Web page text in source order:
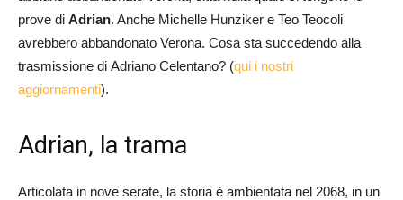
prove di Adrian. Anche Michelle Hunziker e Teo Teocoli
avrebbero abbandonato Verona. Cosa sta succedendo alla
trasmissione di Adriano Celentano? (qui i nostri
aggiornamenti).
Adrian, la trama
Articolata in nove serate, la storia è ambientata nel 2068, in un